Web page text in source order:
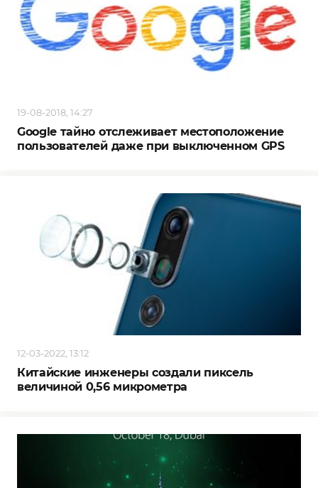
19-08-2018, 14:27
Google тайно отслеживает местоположение
пользователей даже при выключенном GPS
12-03-2022, 13:12
Китайские инженеры создали пиксель
величиной 0,56 микрометра